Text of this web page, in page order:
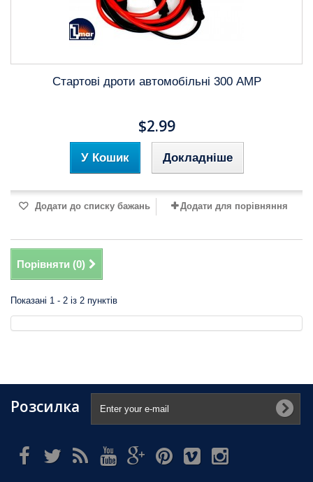
Стартові дроти автомобільні 300 AMP
$2.99
У Кошик Докладніше
Додати до списку бажань Додати для порівняння
Порівняти (0)
Показані 1 - 2 із 2 пунктів
Розсилка